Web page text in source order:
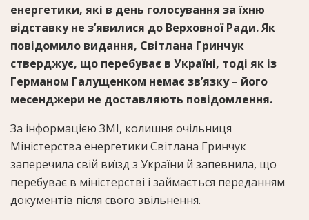
енергетики, які в день голосування за їхню
відставку не з’явилися до Верховної Ради. Як
повідомило видання, Світлана Гринчук
стверджує, що перебуває в Україні, тоді як із
Германом Галущенком немає зв’язку – його
месенджери не доставляють повідомлення.
За інформацією ЗМІ, колишня очільниця
Міністерства енергетики Світлана Гринчук
заперечила свій виїзд з України й запевнила, що
перебуває в міністерстві і займається переданням
документів після свого звільнення.